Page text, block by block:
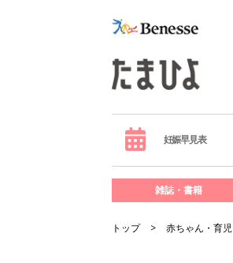
妊娠早見表
雑誌・書籍
トップ 赤ちゃん・育児